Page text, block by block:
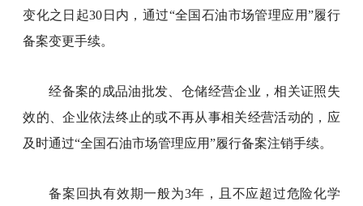
变化之日起30日内，通过“全国石油市场管理应用”履行
备案变更手续。
经备案的成品油批发、仓储经营企业，相关证照失
效的、企业依法终止的或不再从事相关经营活动的，应
及时通过“全国石油市场管理应用”履行备案注销手续。
备案回执有效期一般为3年，且不应超过危险化学